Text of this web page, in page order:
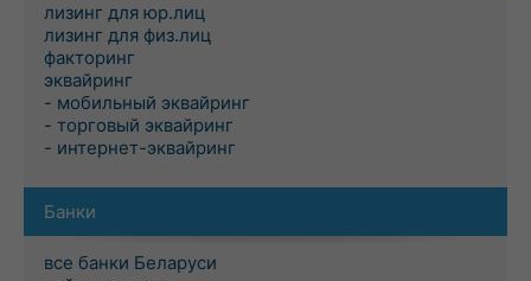
лизинг для юр.лиц
лизинг для физ.лиц
факторинг
эквайринг
- мобильный эквайринг
- торговый эквайринг
- интернет-эквайринг
Банки
все банки Беларуси